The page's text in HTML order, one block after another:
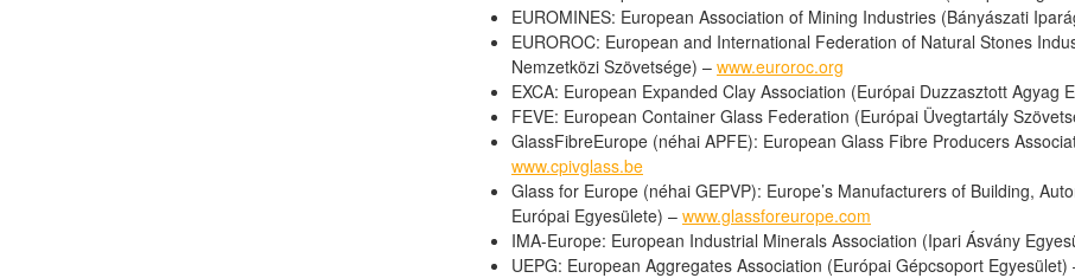
EUROMINES: European Association of Mining Industries (Bányászati
EUROROC: European and International Federation of Natural Stones
Nemzetközi Szövetsége) – www.euroroc.org
EXCA: European Expanded Clay Association (Európai Duzzasztott Agyag
FEVE: European Container Glass Federation (Európai Üvegtartály
GlassFibreEurope (néhai APFE): European Glass Fibre Producers
www.cpivglass.be
Glass for Europe (néhai GEPVP): Europe’s Manufacturers of Building,
Európai Egyesülete) – www.glassforeurope.com
IMA-Europe: European Industrial Minerals Association (Ipari Ásvány
UEPG: European Aggregates Association (Európai Gépcsoport Egyesület)